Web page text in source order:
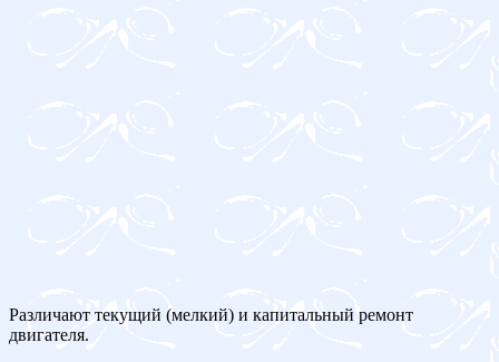
Различают текущий (мелкий) и капитальный ремонт
двигателя.